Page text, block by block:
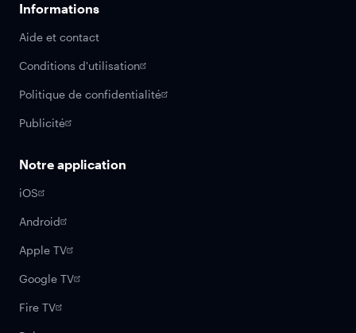
Informations
Aide et contact
Conditions d'utilisation
Politique de confidentialité
Publicité
Notre application
iOS
Android
Apple TV
Google TV
Fire TV